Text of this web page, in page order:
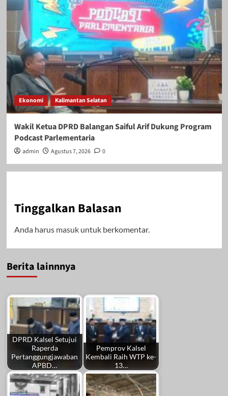
Ekonomi Kalimantan Selatan
Wakil Ketua DPRD Balangan Saiful Arif Dukung Program
Podcast Parlementaria
admin Agustus 7, 2026 0
Tinggalkan Balasan
Anda harus masukuntuk berkomentar.
Berita lainnnya
DPRD Kalsel Setujui
Raperda
Pertanggungjawaban
APBD…
Pemprov Kalsel
Kembali Raih WTP ke-
13…